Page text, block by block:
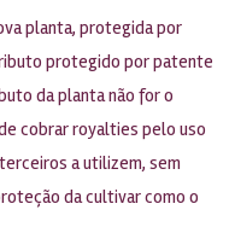
planta, protegida por
protegido por patente
da planta não for o
cobrar royalties pelo uso
a utilizem, sem
da cultivar como o